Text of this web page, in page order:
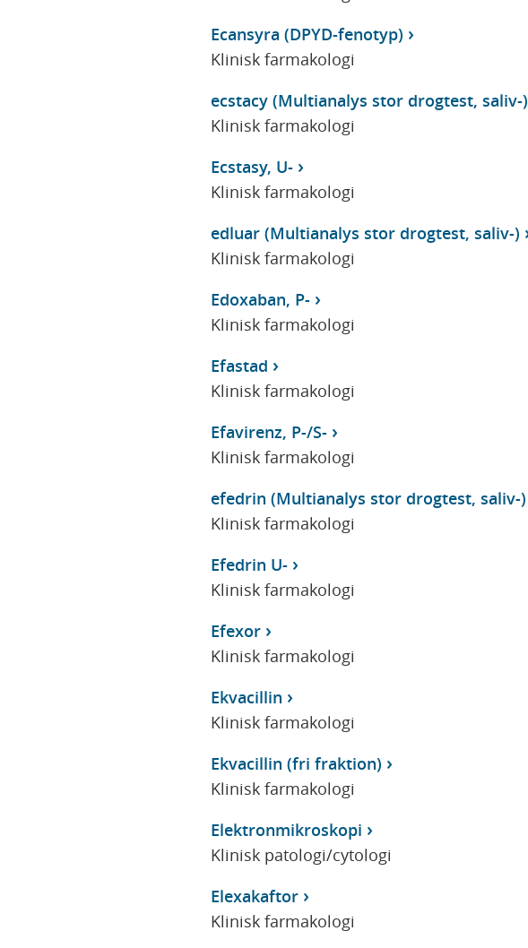
Ecansyra (DPYD-fenotyp)
Klinisk farmakologi
ecstacy (Multianalys stor drogtest, saliv-)
Klinisk farmakologi
Ecstasy, U-
Klinisk farmakologi
edluar (Multianalys stor drogtest, saliv-)
Klinisk farmakologi
Edoxaban, P-
Klinisk farmakologi
Efastad
Klinisk farmakologi
Efavirenz, P-/S-
Klinisk farmakologi
efedrin (Multianalys stor drogtest, saliv-)
Klinisk farmakologi
Efedrin U-
Klinisk farmakologi
Efexor
Klinisk farmakologi
Ekvacillin
Klinisk farmakologi
Ekvacillin (fri fraktion)
Klinisk farmakologi
Elektronmikroskopi
Klinisk patologi/cytologi
Elexakaftor
Klinisk farmakologi